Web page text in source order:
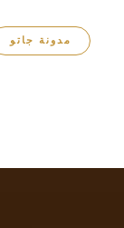
مدونة جاتو